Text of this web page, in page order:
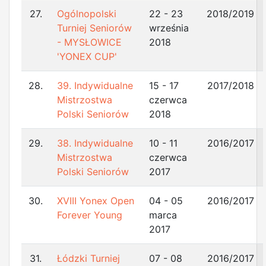
27.
Ogólnopolski
Turniej Seniorów
- MYSŁOWICE
'YONEX CUP'
22 - 23
września
2018
2018/2019
28.
39. Indywidualne
Mistrzostwa
Polski Seniorów
15 - 17
czerwca
2018
2017/2018
29.
38. Indywidualne
Mistrzostwa
Polski Seniorów
10 - 11
czerwca
2017
2016/2017
30.
XVIII Yonex Open
Forever Young
04 - 05
marca
2017
2016/2017
31.
Łódzki Turniej
07 - 08
2016/2017